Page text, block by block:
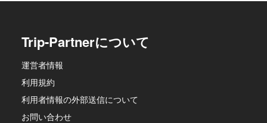
Trip-Partnerについて
運営者情報
利用規約
利用者情報の外部送信について
お問い合わせ